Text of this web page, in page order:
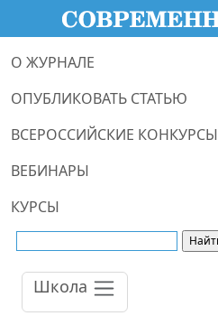
О ЖУРНАЛЕ
ОПУБЛИКОВАТЬ СТАТЬЮ
ВСЕРОССИЙСКИЕ КОНКУРСЫ
ВЕБИНАРЫ
КУРСЫ
Школа